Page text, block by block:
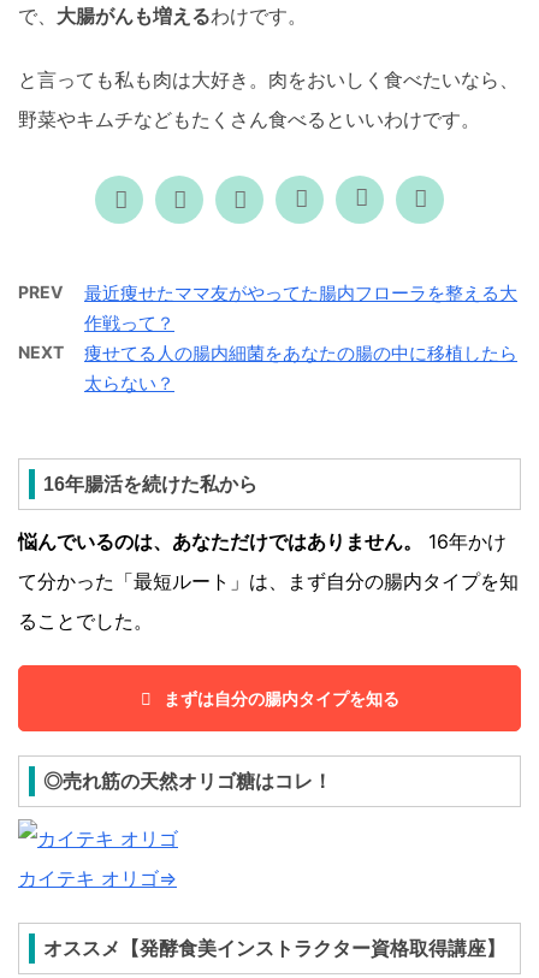
で、 大腸がんも増えるわけです。
と言っても私も肉は大好き。肉をおいしく食べたいなら、
野菜やキムチなどもたくさん食べるといいわけです。
PREV
最近痩せたママ友がやってた腸内フローラを整える大
作戦って？
NEXT
痩せてる人の腸内細菌をあなたの腸の中に移植したら
太らない？
16年腸活を続けた私から
悩んでいるのは、あなただけではありません。
16年かけ
て分かった「最短ルート」は、まず自分の腸内タイプを知
ることでした。
まずは自分の腸内タイプを知る
◎売れ筋の天然オリゴ糖はコレ！
カイテキ オリゴ⇒
オススメ【発酵食美インストラクター資格取得講座】